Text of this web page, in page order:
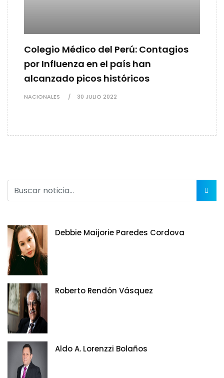
Colegio Médico del Perú: Contagios
por Influenza en el país han
alcanzado picos históricos
NACIONALES 30 JULIO 2022
Debbie Maijorie Paredes Cordova
Roberto Rendón Vásquez
Aldo A. Lorenzzi Bolaños